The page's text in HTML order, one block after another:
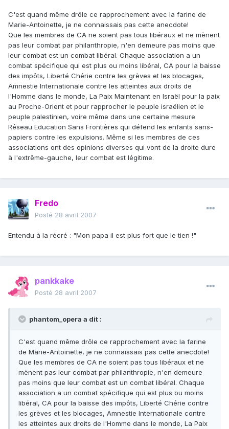
C'est quand même drôle ce rapprochement avec la farine de
Marie-Antoinette, je ne connaissais pas cette anecdote!
Que les membres de CA ne soient pas tous libéraux et ne mènent
pas leur combat par philanthropie, n'en demeure pas moins que
leur combat est un combat libéral. Chaque association a un
combat spécifique qui est plus ou moins libéral, CA pour la baisse
des impôts, Liberté Chérie contre les grèves et les blocages,
Amnestie Internationale contre les atteintes aux droits de
l'Homme dans le monde, La Paix Maintenant en Israël pour la paix
au Proche-Orient et pour rapprocher le peuple israëlien et le
peuple palestinien, voire même dans une certaine mesure
Réseau Education Sans Frontières qui défend les enfants sans-
papiers contre les expulsions. Même si les membres de ces
associations ont des opinions diverses qui vont de la droite dure
à l'extrême-gauche, leur combat est légitime.
Fredo
Posté 28 avril 2007
Entendu à la récré : "Mon papa il est plus fort que le tien !"
pankkake
Posté 28 avril 2007
phantom_opera a dit :
C'est quand même drôle ce rapprochement avec la farine
de Marie-Antoinette, je ne connaissais pas cette anecdote!
Que les membres de CA ne soient pas tous libéraux et ne
mènent pas leur combat par philanthropie, n'en demeure
pas moins que leur combat est un combat libéral. Chaque
association a un combat spécifique qui est plus ou moins
libéral, CA pour la baisse des impôts, Liberté Chérie contre
les grèves et les blocages, Amnestie Internationale contre
les atteintes aux droits de l'Homme dans le monde, La Paix